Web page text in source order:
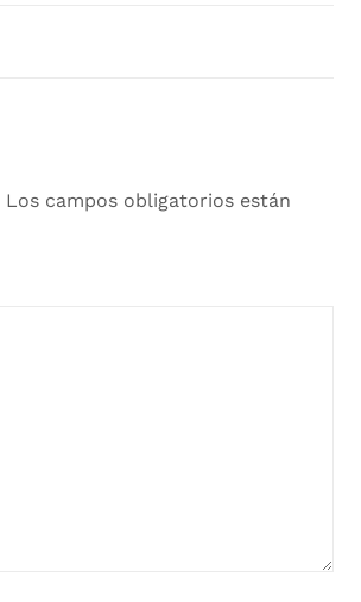
Los campos obligatorios están